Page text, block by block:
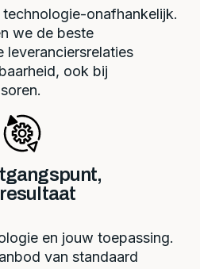
onafhankelijk.
we de beste
leveranciersrelaties
ook bij
en jouw toepassing.
van standaard